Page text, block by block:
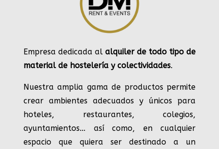
Empresa dedicada al alquiler de todo tipo de
material de hostelería y colectividades.
Nuestra amplia gama de productos permite
crear ambientes adecuados y únicos para
hoteles, restaurantes, colegios,
ayuntamientos… así como, en cualquier
espacio que quiera ser destinado a un